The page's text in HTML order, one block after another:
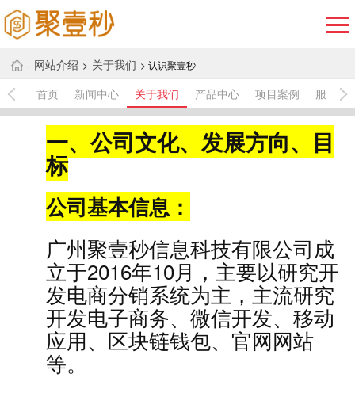
› 网站介绍 > 关于我们 > 认识聚壹秒
首页 新闻中心 关于我们 产品中心 项目案例 服务中
一、公司文化、发展方向、目
标
公司基本信息：
广州聚壹秒信息科技有限公司成
立于2016年10月，主要以研究开
发电商分销系统为主，主流研究
开发电子商务、微信开发、移动
应用、区块链钱包、官网网站
等。